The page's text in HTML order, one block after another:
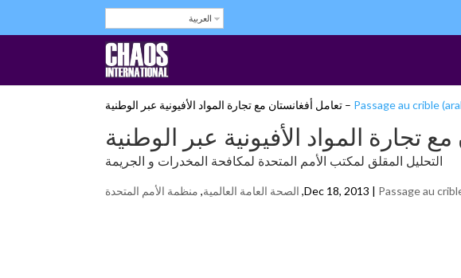
العربية
Passage au crible
التحليل المقلق لمكتب الأمم المتحدة لمكافحة المخدرات و الجريمة
Dec 18, 2013 | Passage au
, الصحة العامة العالمية, منظمة الأمم المتحدة